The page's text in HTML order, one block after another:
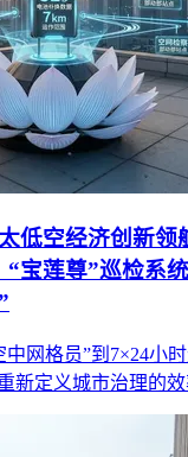
低空经济创新领
“宝莲尊”巡检系
中网格员”到7×24小
新定义城市治理的效